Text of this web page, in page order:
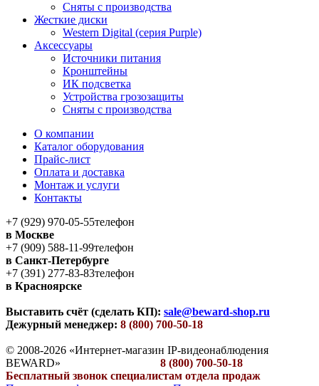
Сняты с производства
Жесткие диски
Western Digital (серия Purple)
Аксессуары
Источники питания
Кронштейны
ИК подсветка
Устройства грозозащиты
Сняты с производства
О компании
Каталог оборудования
Прайс-лист
Оплата и доставка
Монтаж и услуги
Контакты
+7 (929) 970-05-55телефон
в Москве
+7 (909) 588-11-99телефон
в Санкт-Петербурге
+7 (391) 277-83-83телефон
в Красноярске
Выставить счёт (сделать КП): sale@beward-shop.ru
Дежурный менеджер: 8 (800) 700-50-18
© 2008-2026 «Интернет-магазин IP-видеонаблюдения
BEWARD» 8 (800) 700-50-18
Бесплатный звонок специалистам отдела продаж